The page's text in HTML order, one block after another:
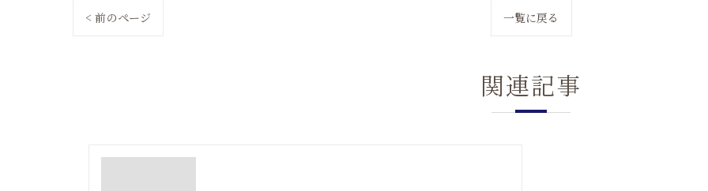
< 前のページ 一覧に戻る
関連記事